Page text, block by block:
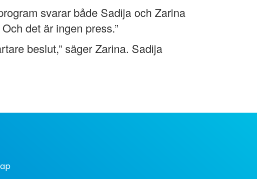
svarar både Sadija och Zarina
det är ingen press.”
beslut,” säger Zarina. Sadija